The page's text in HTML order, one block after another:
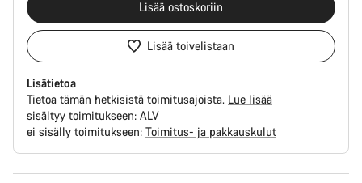
Lisää ostoskoriin
Lisää toivelistaan
Lisätietoa
Tietoa tämän hetkisistä toimitusajoista. Lue lisää
sisältyy toimitukseen: ALV
ei sisälly toimitukseen: Toimitus- ja pakkauskulut